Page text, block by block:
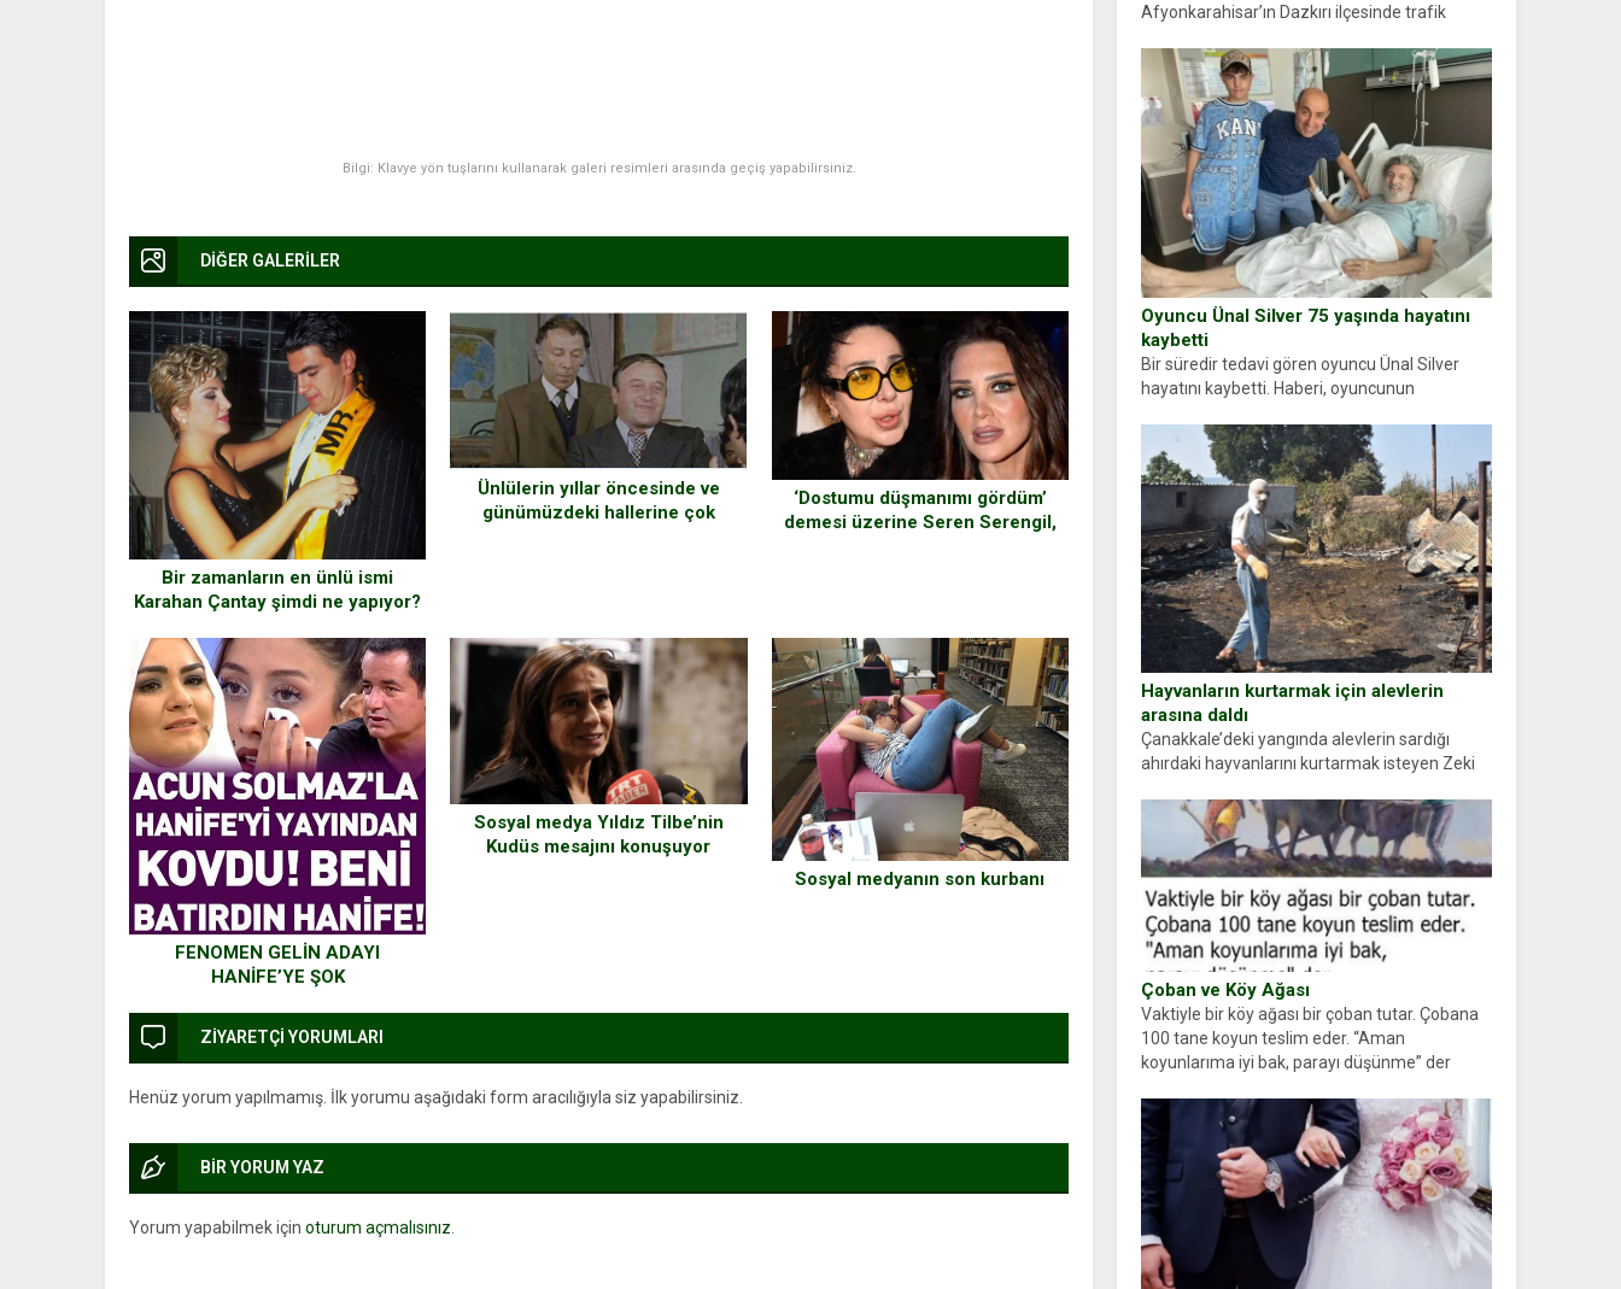
Afyonkarahisar’ın Dazkırı ilçesinde trafik
durdurdukları bir otomobilin sürücüsünden
ehliyet ve ruhsat sorup belgelerini istedi.
Sürücü Abdurrahman Ö.nün verdiği evraklarda
eksik olduğunu...
Oyuncu Ünal Silver 75 yaşında hayatını
kaybetti
Bir süredir tedavi gören oyuncu Ünal Silver
hayatını kaybetti. Haberi, oyuncunun
sosyal medya hesabında “Usta Oyuncumuz ve
çok değerli dostumuz...
Hayvanların kurtarmak için alevlerin
arasına daldı
Çanakkale’deki yangında alevlerin sardığı
ahırdaki hayvanlarını kurtarmak isteyen Zeki
ellerinde yanıklar oluşan Demir, kâbus dolu
anları anlattı… Merkeze bağlı...
Çoban ve Köy Ağası
Vaktiyle bir köy ağası bir çoban tutar. Çobana
100 tane koyun teslim eder. “Aman
koyunlarıma iyi bak, parayı düşünme” der
Bilgi: Klavye yön tuşlarını kullanarak galeri resimleri arasında geçiş yapabilirsiniz.
DİĞER GALERİLER
Bir zamanların en ünlü ismi
Karahan Çantay şimdi ne yapıyor?
Ünlülerin yıllar öncesinde ve
günümüzdeki hallerine çok
‘Dostumu düşmanımı gördüm’
demesi üzerine Seren Serengil,
FENOMEN GELİN ADAYI
HANİFE’YE ŞOK
Sosyal medya Yıldız Tilbe’nin
Kudüs mesajını konuşuyor
Sosyal medyanın son kurbanı
ZİYARETÇİ YORUMLARI
Henüz yorum yapılmamış. İlk yorumu aşağıdaki form aracılığıyla siz yapabilirsiniz.
BİR YORUM YAZ
Yorum yapabilmek için oturum açmalısınız